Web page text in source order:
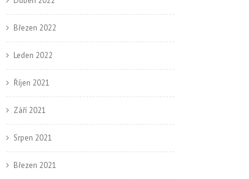
Březen 2022
Leden 2022
Říjen 2021
Září 2021
Srpen 2021
Březen 2021